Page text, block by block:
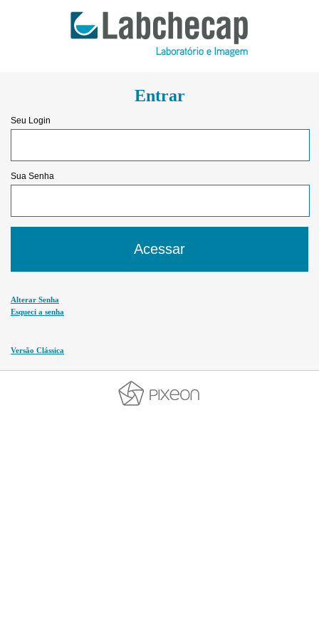
Entrar
Seu Login
Sua Senha
Alterar Senha
Esqueci a senha
Versão Clássica